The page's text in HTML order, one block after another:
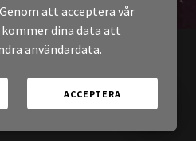
att acceptera vår
kommer dina data att
användardata.
ACCEPTERA